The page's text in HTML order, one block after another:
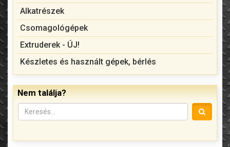
Alkatrészek
Csomagológépek
Extruderek - ÚJ!
Készletes és használt gépek, bérlés
Nem találja?